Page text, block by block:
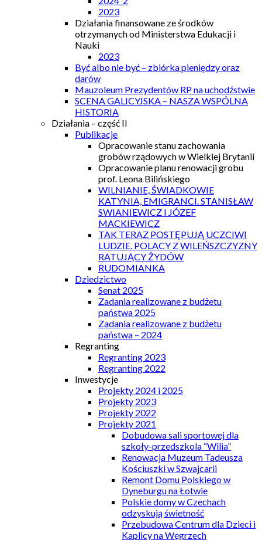
2023
Działania finansowane ze środków
otrzymanych od Ministerstwa Edukacji i
Nauki
2023
Być albo nie być – zbiórka pieniędzy oraz
darów
Mauzoleum Prezydentów RP na uchodźstwie
SCENA GALICYJSKA – NASZA WSPÓLNA
HISTORIA
Działania – część II
Publikacje
Opracowanie stanu zachowania
grobów rządowych w Wielkiej Brytanii
Opracowanie planu renowacji grobu
prof. Leona Bilińskiego
WILNIANIE, ŚWIADKOWIE
KATYNIA, EMIGRANCI. STANISŁAW
SWIANIEWICZ I JÓZEF
MACKIEWICZ
TAK TERAZ POSTĘPUJĄ UCZCIWI
LUDZIE. POLACY Z WILEŃSZCZYZNY
RATUJĄCY ŻYDÓW
RUDOMIANKA
Dziedzictwo
Senat 2025
Zadania realizowane z budżetu
państwa 2025
Zadania realizowane z budżetu
państwa – 2024
Regranting
Regranting 2023
Regranting 2022
Inwestycje
Projekty 2024 i 2025
Projekty 2023
Projekty 2022
Projekty 2021
Dobudowa sali sportowej dla
szkoły-przedszkola “Wilia”
Renowacja Muzeum Tadeusza
Kościuszki w Szwajcarii
Remont Domu Polskiego w
Dyneburgu na Łotwie
Polskie domy w Czechach
odzyskują świetność
Przebudowa Centrum dla Dzieci i
Kaplicy na Węgrzech